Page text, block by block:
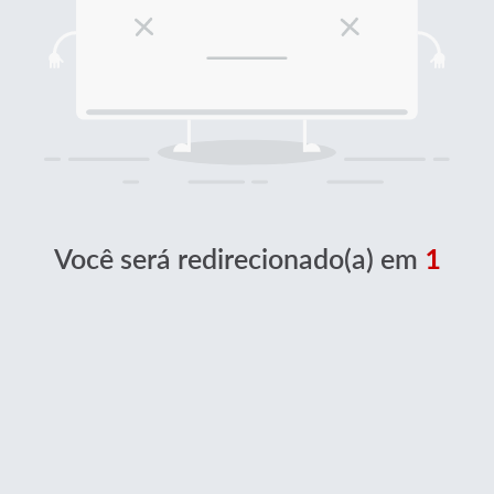
Você será redirecionado(a) em 1